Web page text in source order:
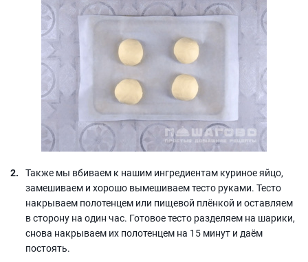
Также мы вбиваем к нашим ингредиентам куриное яйцо,
замешиваем и хорошо вымешиваем тесто руками. Тесто
накрываем полотенцем или пищевой плёнкой и оставляем
в сторону на один час. Готовое тесто разделяем на шарики,
снова накрываем их полотенцем на 15 минут и даём
постоять.